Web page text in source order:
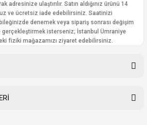
adresinize ulaştırılır. Satın aldığınız ürünü 14
ve ücretsiz iade edebilirsiniz. Saatinizi
denemek veya sipariş sonrası değişim
isterseniz; İstanbul Ümraniye
fiziki mağazamızı ziyaret edebilirsiniz.